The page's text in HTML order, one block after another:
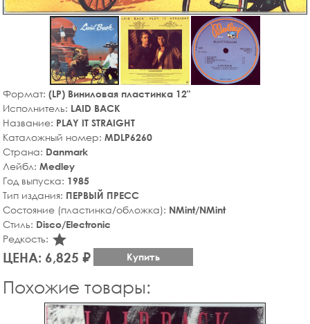
Формат: (LP) Виниловая пластинка 12"
Исполнитель: LAID BACK
Название: PLAY IT STRAIGHT
Каталожный номер: MDLP6260
Страна: Danmark
Лейбл: Medley
Год выпуска: 1985
Тип издания: ПЕРВЫЙ ПРЕСС
Состояние (пластинка/обложка): NMint/NMint
Стиль: Disco/Electronic
Редкость: star_rate
ЦЕНА: 6,825 ₽ Купить
Похожие товары: